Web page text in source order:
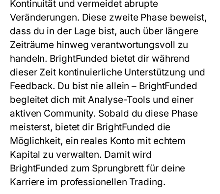
Kontinuität und vermeidet abrupte
Veränderungen. Diese zweite Phase beweist,
dass du in der Lage bist, auch über längere
Zeiträume hinweg verantwortungsvoll zu
handeln. BrightFunded bietet dir während
dieser Zeit kontinuierliche Unterstützung und
Feedback. Du bist nie allein – BrightFunded
begleitet dich mit Analyse-Tools und einer
aktiven Community. Sobald du diese Phase
meisterst, bietet dir BrightFunded die
Möglichkeit, ein reales Konto mit echtem
Kapital zu verwalten. Damit wird
BrightFunded zum Sprungbrett für deine
Karriere im professionellen Trading.